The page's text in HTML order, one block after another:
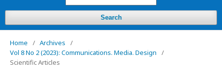
Search
Home / Archives
/
Vol 8 No 2 (2023): Communications. Media. Design
/
Scientific Articles